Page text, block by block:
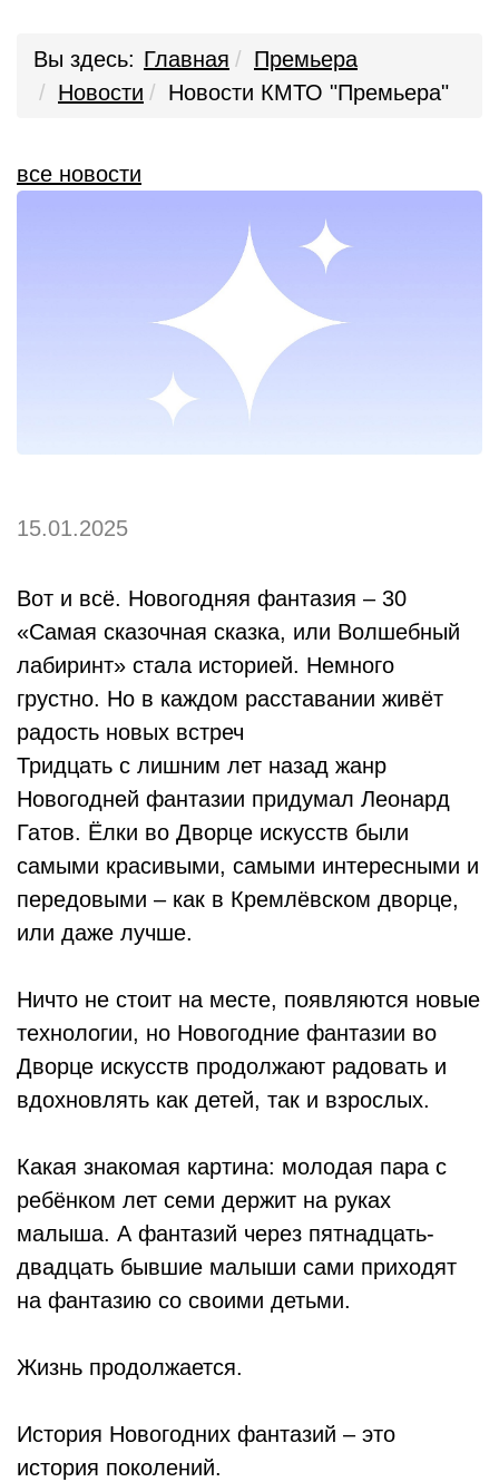
Вы здесь: Главная
Премьера
Новости
Новости КМТО "Премьера"
все новости
15.01.2025
Вот и всё. Новогодняя фантазия – 30
«Самая сказочная сказка, или Волшебный
лабиринт» стала историей. Немного
грустно. Но в каждом расставании живёт
радость новых встреч
Тридцать с лишним лет назад жанр
Новогодней фантазии придумал Леонард
Гатов. Ёлки во Дворце искусств были
самыми красивыми, самыми интересными и
передовыми – как в Кремлёвском дворце,
или даже лучше.
Ничто не стоит на месте, появляются новые
технологии, но Новогодние фантазии во
Дворце искусств продолжают радовать и
вдохновлять как детей, так и взрослых.
Какая знакомая картина: молодая пара с
ребёнком лет семи держит на руках
малыша. А фантазий через пятнадцать-
двадцать бывшие малыши сами приходят
на фантазию со своими детьми.
Жизнь продолжается.
История Новогодних фантазий – это
история поколений.